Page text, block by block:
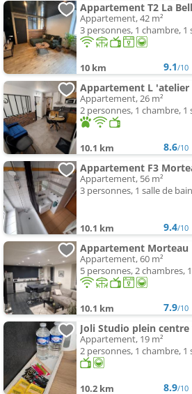
Appartement T2 La
Appartement, 42 m²
3 personnes, 1 chambre, 1
10 km 9.1/10
Appartement L 'atelier
Appartement, 26 m²
2 personnes, 1 chambre, 1
10.1 km 8.6/10
Appartement F3
Appartement, 56 m²
3 personnes, 1 salle de
10.1 km 9.4/10
Appartement Morteau
Appartement, 60 m²
5 personnes, 2 chambres,
10.1 km 7.9/10
Joli Studio plein
Appartement, 19 m²
2 personnes, 1 chambre, 1
10.2 km 8.9/10